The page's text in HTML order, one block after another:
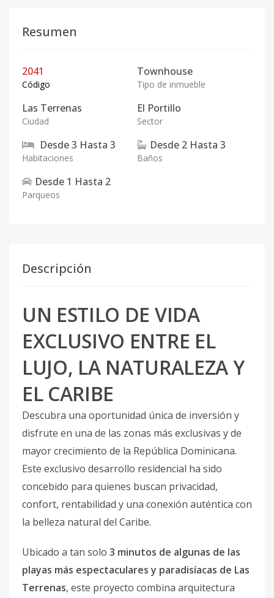
Resumen
2041
Código
Townhouse
Tipo de inmueble
Las Terrenas
Ciudad
El Portillo
Sector
Desde3 Hasta 3
Habitaciones
Desde 2 Hasta 3
Baños
Desde 1 Hasta 2
Parqueos
Descripción
UN ESTILO DE VIDA
EXCLUSIVO ENTRE EL
LUJO, LA NATURALEZA Y
EL CARIBE
Descubra una oportunidad única de inversión y
disfrute en una de las zonas más exclusivas y de
mayor crecimiento de la República Dominicana.
Este exclusivo desarrollo residencial ha sido
concebido para quienes buscan privacidad,
confort, rentabilidad y una conexión auténtica con
la belleza natural del Caribe.
Ubicado a tan solo 3 minutos de algunas de las
playas más espectaculares y paradisíacas de Las
Terrenas, este proyecto combina arquitectura